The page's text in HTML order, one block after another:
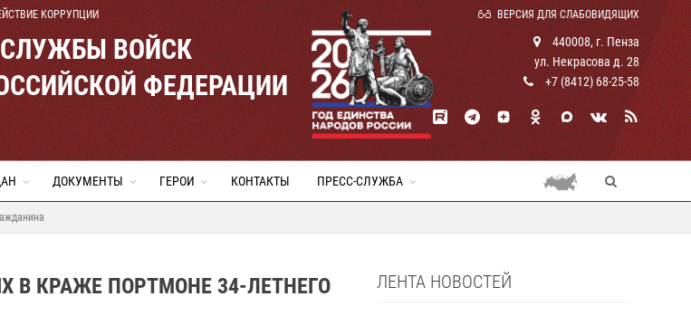
КОРРУПЦИИ ВЕРСИЯ ДЛЯ СЛАБОВИДЯЩИХ
ВОЙСК
ФЕДЕРАЦИИ
440008, г. Пенза
ул. Некрасова д. 28
+7 (8412) 68-25-58
ДОКУМЕНТЫ ГЕРОИ КОНТАКТЫ ПРЕСС-СЛУЖБА
КРАЖЕ ПОРТМОНЕ 34-ЛЕТНЕГО
ЛЕНТА НОВОСТЕЙ